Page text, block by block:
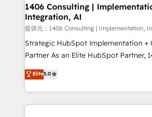
allowing companies to optimize
the needs of the customer. We are part of Impresoft
Group, a group of specialized and
companies that divide their offer
Competence Centers: Smart
The synergies generated by these
together with the combination of
1406 Consulting |
Integration, AI
提供元：1406 Consulting | Implementation,
Strategic HubSpot Implementation +
Partner As an Elite HubSpot Partner, 1406 Consulting
helps mid-market revenue teams
they sell, market, and serve. We don't
HubSpot—we teach your team to
to help you keep winning. What We Do ⚙️ CRM
Elite5.0